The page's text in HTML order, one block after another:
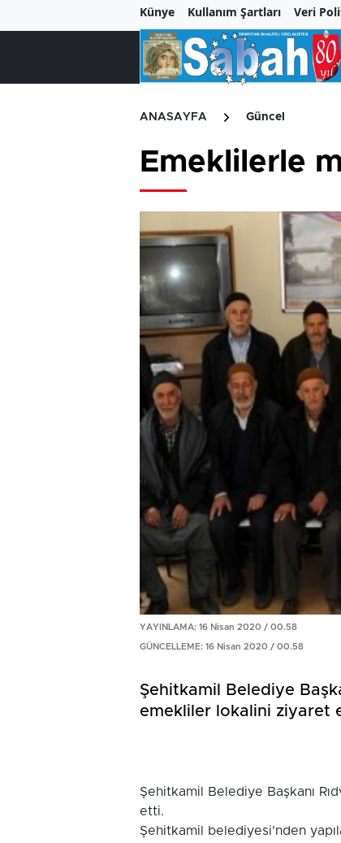
Künye Kullanım Şartları Veri
ANASAYFA Güncel
Emeklilerle
YAYINLAMA: 16 Nisan 2020 / 00.58
GÜNCELLEME: 16 Nisan 2020 / 00.58
Şehitkamil Belediye
emekliler lokalini ziyaret
Şehitkamil Belediye Başkanı
etti.
Şehitkamil belediyesi'nden